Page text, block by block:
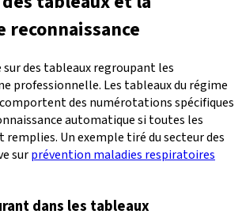
reconnaissance
sur des tableaux regroupant les
professionnelle. Les tableaux du régime
des numérotations spécifiques
automatique si toutes les
Un exemple tiré du secteur des
surprévention maladies respiratoires
dans les tableaux